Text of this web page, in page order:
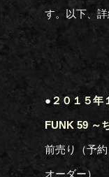
す。以下、
● ２０１５年
FUNK 59 ～
前売り（予
オーダー）